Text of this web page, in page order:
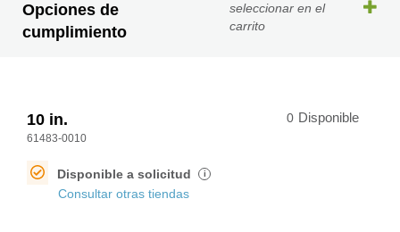
Opciones de
cumplimiento
seleccionar en el
carrito
10 in.
61483-0010
0 Disponible
Disponible a solicitud i
Consultar otras tiendas